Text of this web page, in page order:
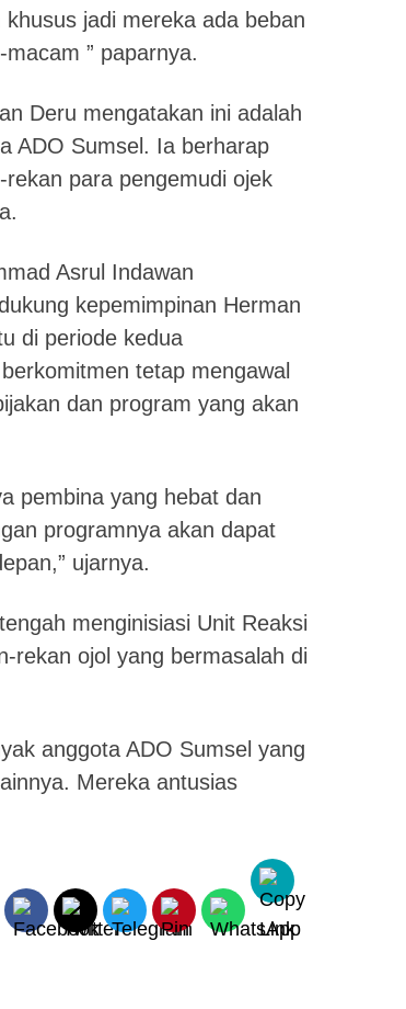
jadi mereka ada beban
” paparnya.
Deru mengatakan ini adalah
ADO Sumsel. Ia berharap
para pengemudi ojek
Asrul Indawan
kepemimpinan Herman
di periode kedua
tetap mengawal
dan program yang akan
pembina yang hebat dan
programnya akan dapat
ujarnya.
menginisiasi Unit Reaksi
rekan ojol yang bermasalah di
anggota ADO Sumsel yang
Mereka antusias